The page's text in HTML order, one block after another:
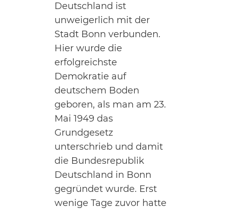
Deutschland ist
unweigerlich mit der
Stadt Bonn verbunden.
Hier wurde die
erfolgreichste
Demokratie auf
deutschem Boden
geboren, als man am 23.
Mai 1949 das
Grundgesetz
unterschrieb und damit
die Bundesrepublik
Deutschland in Bonn
gegründet wurde. Erst
wenige Tage zuvor hatte